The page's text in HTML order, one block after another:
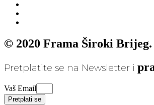
© 2020 Frama Široki Brijeg.
Pretplatite se na Newsletter i
Vaš Email
Pretplati se